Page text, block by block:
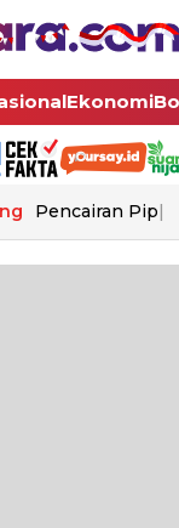
Ekonomi
Pencairan Pip